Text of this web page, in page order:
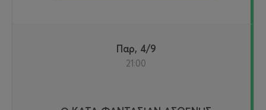
Παρ, 4/9
21:00